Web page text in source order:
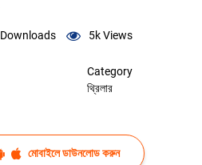
Downloads 5kViews
Category
থ্রিলার
মোবাইলে ডাউনলোড করুন